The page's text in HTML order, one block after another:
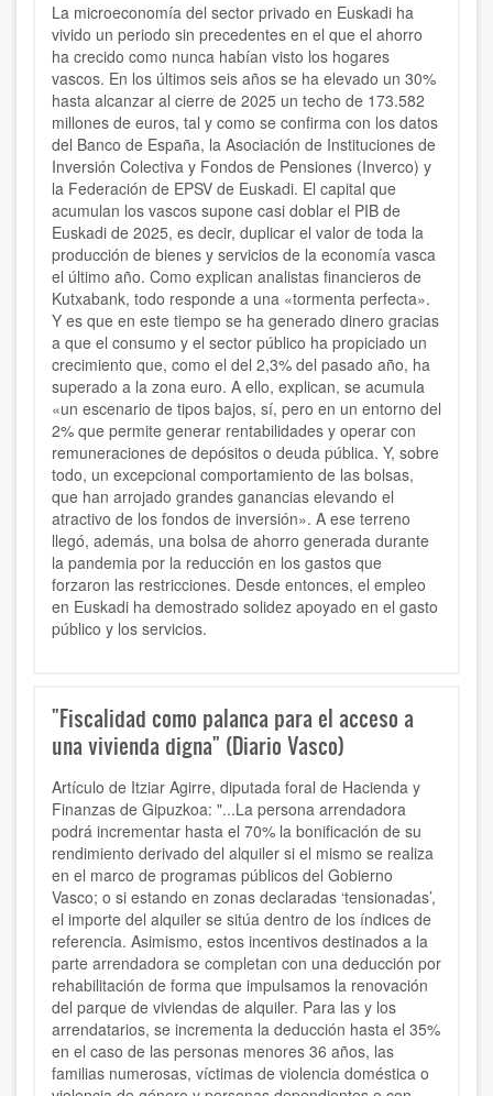
La microeconomía del sector privado en Euskadi ha
vivido un periodo sin precedentes en el que el ahorro
ha crecido como nunca habían visto los hogares
vascos. En los últimos seis años se ha elevado un 30%
hasta alcanzar al cierre de 2025 un techo de 173.582
millones de euros, tal y como se confirma con los datos
del Banco de España, la Asociación de Instituciones de
Inversión Colectiva y Fondos de Pensiones (Inverco) y
la Federación de EPSV de Euskadi. El capital que
acumulan los vascos supone casi doblar el PIB de
Euskadi de 2025, es decir, duplicar el valor de toda la
producción de bienes y servicios de la economía vasca
el último año. Como explican analistas financieros de
Kutxabank, todo responde a una «tormenta perfecta».
Y es que en este tiempo se ha generado dinero gracias
a que el consumo y el sector público ha propiciado un
crecimiento que, como el del 2,3% del pasado año, ha
superado a la zona euro. A ello, explican, se acumula
«un escenario de tipos bajos, sí, pero en un entorno del
2% que permite generar rentabilidades y operar con
remuneraciones de depósitos o deuda pública. Y, sobre
todo, un excepcional comportamiento de las bolsas,
que han arrojado grandes ganancias elevando el
atractivo de los fondos de inversión». A ese terreno
llegó, además, una bolsa de ahorro generada durante
la pandemia por la reducción en los gastos que
forzaron las restricciones. Desde entonces, el empleo
en Euskadi ha demostrado solidez apoyado en el gasto
público y los servicios.
"Fiscalidad como palanca para el acceso a
una vivienda digna" (Diario Vasco)
Artículo de Itziar Agirre, diputada foral de Hacienda y
Finanzas de Gipuzkoa: "...La persona arrendadora
podrá incrementar hasta el 70% la bonificación de su
rendimiento derivado del alquiler si el mismo se realiza
en el marco de programas públicos del Gobierno
Vasco; o si estando en zonas declaradas ‘tensionadas’,
el importe del alquiler se sitúa dentro de los índices de
referencia. Asimismo, estos incentivos destinados a la
parte arrendadora se completan con una deducción por
rehabilitación de forma que impulsamos la renovación
del parque de viviendas de alquiler. Para las y los
arrendatarios, se incrementa la deducción hasta el 35%
en el caso de las personas menores 36 años, las
familias numerosas, víctimas de violencia doméstica o